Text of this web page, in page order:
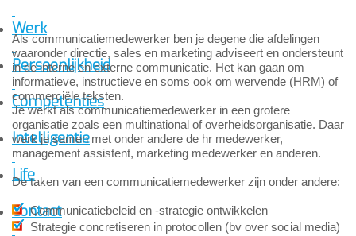
Werk
Persoonlijkheid
Competenties
Intelligentie
Life
Contact
Als communicatiemedewerker ben je degene die afdelingen
waaronder directie, sales en marketing adviseert en ondersteunt
in de interne en externe communicatie. Het kan gaan om
informatieve, instructieve en soms ook om wervende (HRM) of
commerciële teksten.
Je werkt als communicatiemedewerker in een grotere
organisatie zoals een multinational of overheidsorganisatie. Daar
werk je samen met onder andere de hr medewerker,
management assistent, marketing medewerker en anderen.
De taken van een communicatiemedewerker zijn onder andere:
Communicatiebeleid en -strategie ontwikkelen
Strategie concretiseren in protocollen (bv over social media)